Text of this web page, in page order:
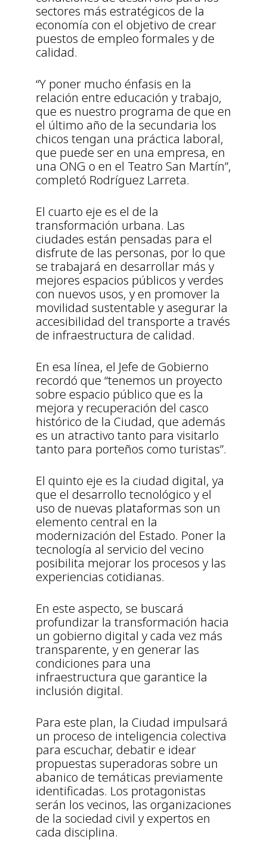
sectores más estratégicos de la
economía con el objetivo de crear
puestos de empleo formales y de
calidad.
“Y poner mucho énfasis en la
relación entre educación y trabajo,
que es nuestro programa de que en
el último año de la secundaria los
chicos tengan una práctica laboral,
que puede ser en una empresa, en
una ONG o en el Teatro San Martín”,
completó Rodríguez Larreta.
El cuarto eje es el de la
transformación urbana. Las
ciudades están pensadas para el
disfrute de las personas, por lo que
se trabajará en desarrollar más y
mejores espacios públicos y verdes
con nuevos usos, y en promover la
movilidad sustentable y asegurar la
accesibilidad del transporte a través
de infraestructura de calidad.
En esa línea, el Jefe de Gobierno
recordó que “tenemos un proyecto
sobre espacio público que es la
mejora y recuperación del casco
histórico de la Ciudad, que además
es un atractivo tanto para visitarlo
tanto para porteños como turistas”.
El quinto eje es la ciudad digital, ya
que el desarrollo tecnológico y el
uso de nuevas plataformas son un
elemento central en la
modernización del Estado. Poner la
tecnología al servicio del vecino
posibilita mejorar los procesos y las
experiencias cotidianas.
En este aspecto, se buscará
profundizar la transformación hacia
un gobierno digital y cada vez más
transparente, y en generar las
condiciones para una
infraestructura que garantice la
inclusión digital.
Para este plan, la Ciudad impulsará
un proceso de inteligencia colectiva
para escuchar, debatir e idear
propuestas superadoras sobre un
abanico de temáticas previamente
identificadas. Los protagonistas
serán los vecinos, las organizaciones
de la sociedad civil y expertos en
cada disciplina.